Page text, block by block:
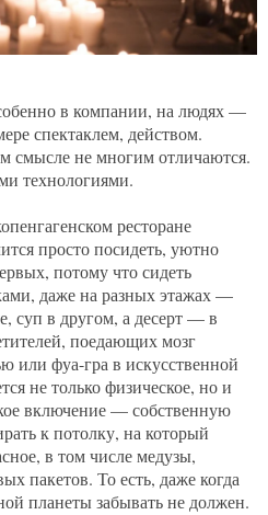
в компании, на людях —
спектаклем, действом.
смысле не многим отличаются.
технологиями.
ресторане
просто посидеть, уютно
потому что сидеть
даже на разных этажах —
суп в другом, а десерт — в
поедающих мозг
или фуа-гра в искусственной
не только физическое, но и
включение — собственную
к потолку, на который
в том числе медузы,
пакетов. То есть, даже когда
планеты забывать не должен.